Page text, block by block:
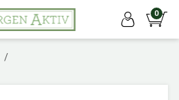
0
/